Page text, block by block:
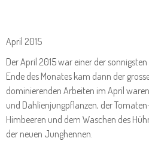
April 2015
Der April 2015 war einer der
Ende des Monates kam dann der
dominierenden Arbeiten im April
und Dahlienjungpflanzen, der
Himbeeren und dem Waschen des
der neuen Junghennen.